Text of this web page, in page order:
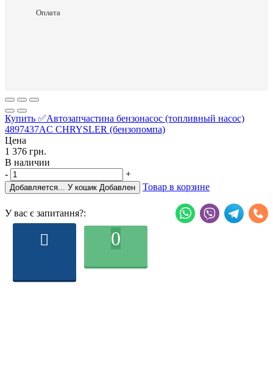
Оплата
Купить ✅Автозапчастина бензонасос (топливный насос)
4897437AC CHRYSLER (бензопомпа)
Цена
1 376 грн.
В наличии
-
+
Добавляется... У кошик Добавлен Товар в корзине
У вас є запитання?:
0